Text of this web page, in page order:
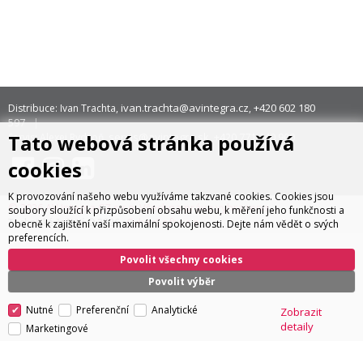
Distribuce: Ivan Trachta, ivan.trachta@avintegra.cz, +420 602 180
597
Servis: Alexej Rydzoň, servis@avintegra.sk, +420 771 140 900
© 2026 AV Integra CZ s.r.o. Všechna práva vyhrazena
Technické řešení © 2026 CyberSoft s.r.o.
Tato webová stránka používá
cookies
K provozování našeho webu využíváme takzvané cookies. Cookies jsou
soubory sloužící k přizpůsobení obsahu webu, k měření jeho funkčnosti a
obecně k zajištění vaší maximální spokojenosti. Dejte nám vědět o svých
preferencích.
Povolit výběr
Povolit všechny cookies
Nutné Preferenční
Analytické
Marketingové
Zobrazit
detaily